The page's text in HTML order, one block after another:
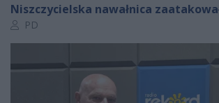
Niszczycielska nawałnica
Autor artykułu:
PD